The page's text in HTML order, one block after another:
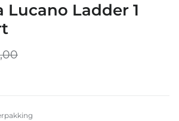
Lucano Ladder 1